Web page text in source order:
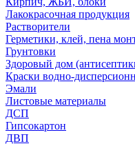
Лакокрасочная продукция
Растворители
Герметики, клей, пена
Грунтовки
Здоровый дом
Краски водно-
Эмали
Листовые материалы
ДСП
Гипсокартон
ДВП